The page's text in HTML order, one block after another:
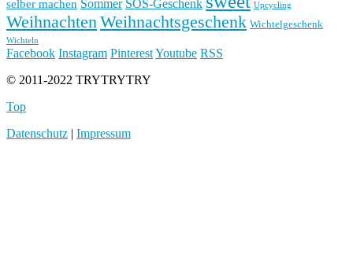
selber machen Sommer SOS-Geschenk Upcycling
Weihnachten Weihnachtsgeschenk Wichtelgeschenk
Wichteln
Facebook Instagram PinterestYoutube RSS
© 2011-2022 TRYTRYTRY
Top
Datenschutz | Impressum